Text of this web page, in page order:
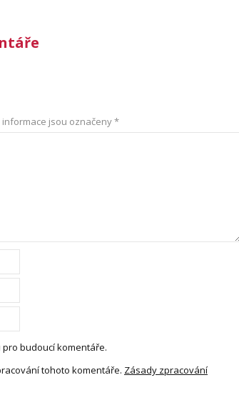
jsou označeny*
budoucí komentáře.
tohoto komentáře. Zásady zpracování